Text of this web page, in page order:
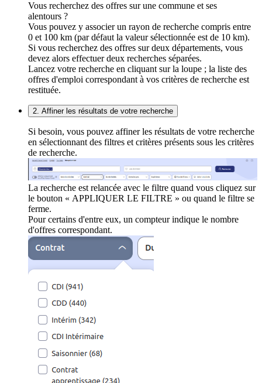
Vous recherchez des offres sur une commune et ses
alentours ?
Vous pouvez y associer un rayon de recherche compris entre
0 et 100 km (par défaut la valeur sélectionnée est de 10 km).
Si vous recherchez des offres sur deux départements, vous
devez alors effectuer deux recherches séparées.
Lancez votre recherche en cliquant sur la loupe ; la liste des
offres d'emploi correspondant à vos critères de recherche est
restituée.
2. Affiner les résultats de votre recherche
Si besoin, vous pouvez affiner les résultats de votre recherche
en sélectionnant des filtres et critères présents sous les critères
de recherche.
La recherche est relancée avec le filtre quand vous cliquez sur
le bouton « APPLIQUER LE FILTRE » ou quand le filtre se
ferme.
Pour certains d'entre eux, un compteur indique le nombre
d'offres correspondant.